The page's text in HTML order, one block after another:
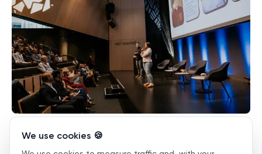
Francoflash : Octobre 2025
We use cookies 🍪